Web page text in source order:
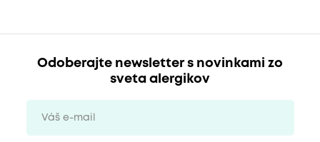
Odoberajte newsletter s novinkami zo
sveta alergikov